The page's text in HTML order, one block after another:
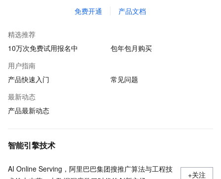
免费开通 产品文档
精选推荐
10万次免费试用报名中
包年包月购买
用户指南
产品快速入门
常见问题
最新动态
产品最新动态
智能引擎技术
AI Online Serving，阿里巴巴集团搜推广算法与工程技
+关注